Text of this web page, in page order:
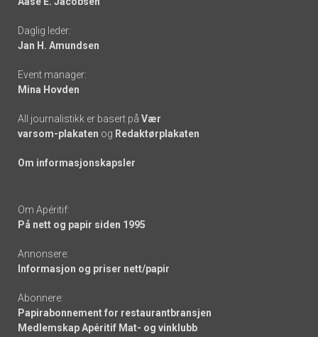
-
links
Daglig leder:
Jan H. Amundsen
Event manager:
Mina Hovden
All journalistikk er basert på Vær
varsom-plakaten og Redaktørplakaten
Om informasjonskapsler
Om Apéritif:
På nett og papir siden 1995
Annonsere:
Informasjon og priser nett/papir
Abonnere:
Papirabonnement for restaurantbransjen
Medlemskap Apéritif Mat- og vinklubb